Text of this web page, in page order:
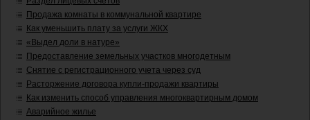
Продажа комнаты в коммунальной квартире
Как уменьшить плату за услуги ЖКХ
«Выдел доли в натуре»
Предоставление земельных участков многодетным
Снятие с регистрационного учета через суд
Расторжение договора купли-продажи квартиры
Как изменить способ управления многоквартирным домом
Аварийное жилье